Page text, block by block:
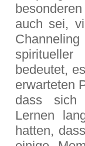
auch sei,
bedeutet,
erwarteten
dass sich
Lernen
hatten,